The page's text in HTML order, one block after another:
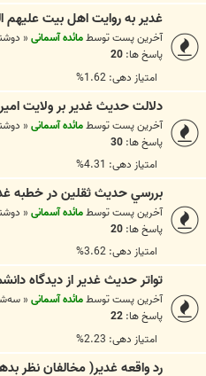
غدیر به روایت اهل بیت علیهم
آخرین پست توسطمائده آسمانی« دوشنبه ۲۶ مهر
پاسخ ها: 20
امتیاز دهی: 1.62%
دلالت حديث غدير بر ولايت
آخرین پست توسطمائده آسمانی« دوشنبه ۱۵ شهریور
پاسخ ها: 30
امتیاز دهی: 4.31%
بررسي حديث ثقلين در خطبه
آخرین پست توسطمائده آسمانی« دوشنبه ۱ شهریور
پاسخ ها: 20
امتیاز دهی: 3.62%
تواتر حديث غدير از ديدگاه
آخرین پست توسطمائده آسمانی« سه‌شنبه ۲۶
پاسخ ها: 22
امتیاز دهی: 2.23%
رد واقعه غدیر( مخالفان نظر